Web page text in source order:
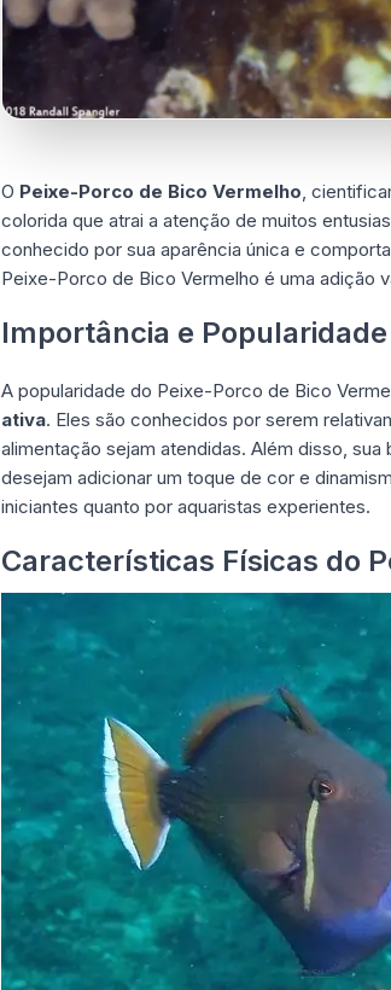
O Peixe-Porco de Bico Vermelho,
colorida que atrai a atenção de muitos
conhecido por sua aparência única e
Peixe-Porco de Bico Vermelho é uma adição
Importância e
A popularidade do Peixe-Porco de Bico
ativa. Eles são conhecidos por serem
alimentação sejam atendidas. Além disso,
desejam adicionar um toque de cor e
iniciantes quanto por aquaristas experientes.
Características Físicas do